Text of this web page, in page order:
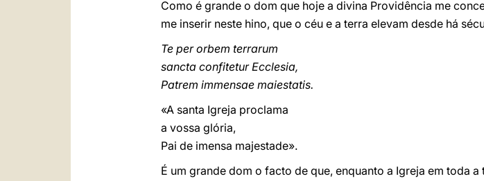
Como é grande o dom que hoje a divina Providência me
me inserir neste hino, que o céu e a terra elevam desde há
Te per orbem terrarum
sancta confitetur Ecclesia,
Patrem immensae maiestatis.
«A santa Igreja proclama
a vossa glória,
Pai de imensa majestade».
É um grande dom o facto de que, enquanto a Igreja em toda